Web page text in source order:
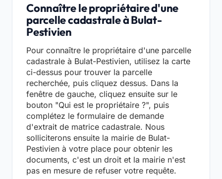
Connaître le propriétaire d'une
parcelle cadastrale à Bulat-
Pestivien
Pour connaître le propriétaire d'une parcelle
cadastrale à Bulat-Pestivien, utilisez la carte
ci-dessus pour trouver la parcelle
recherchée, puis cliquez dessus. Dans la
fenêtre de gauche, cliquez ensuite sur le
bouton "Qui est le propriétaire ?", puis
complétez le formulaire de demande
d'extrait de matrice cadastrale. Nous
solliciterons ensuite la mairie de Bulat-
Pestivien à votre place pour obtenir les
documents, c'est un droit et la mairie n'est
pas en mesure de refuser votre requête.